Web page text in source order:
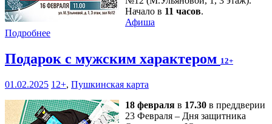
Начало в 11 часов.
Афиша
Подробнее
Подарок с мужским характером 12+
01.02.2025 12+, Пушкинская карта
18 февраля в 17.30 в преддверии
23 Февраля – Дня защитника